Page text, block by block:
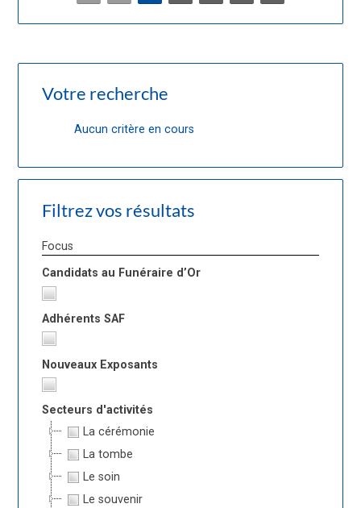
Votre recherche
Aucun critère en cours
Filtrez vos résultats
Focus
Candidats au Funéraire d’Or
Adhérents SAF
Nouveaux Exposants
Secteurs d'activités
La cérémonie
La tombe
Le soin
Le souvenir